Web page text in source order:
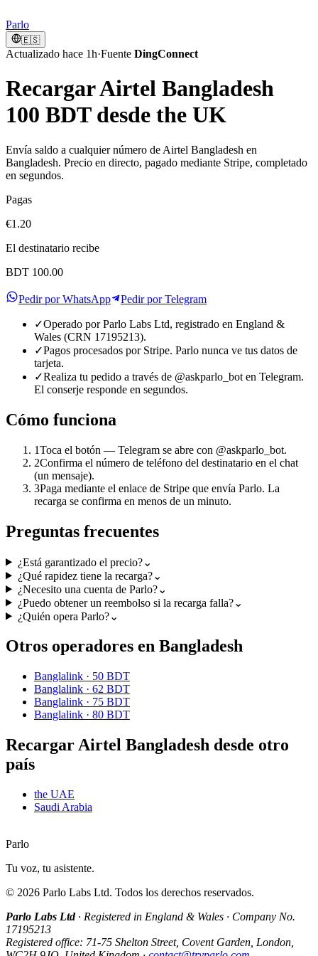
Parlo
🇪🇸
Actualizado hace 1h·Fuente DingConnect
Recargar Airtel Bangladesh
100 BDT desde the UK
Envía saldo a cualquier número de Airtel Bangladesh en
Bangladesh. Precio en directo, pagado mediante Stripe, completado
en segundos.
Pagas
€1.20
El destinatario recibe
BDT 100.00
Pedir por WhatsApp Pedir por Telegram
✓Operado por Parlo Labs Ltd, registrado en England &
Wales (CRN 17195213).
✓Pagos procesados por Stripe. Parlo nunca ve tus datos de
tarjeta.
✓Realiza tu pedido a través de @askparlo_bot en Telegram.
El conserje responde en segundos.
Cómo funciona
1Toca el botón — Telegram se abre con @askparlo_bot.
2Confirma el número de teléfono del destinatario en el chat
(un mensaje).
3Paga mediante el enlace de Stripe que envía Parlo. La
recarga se confirma en menos de un minuto.
Preguntas frecuentes
¿Está garantizado el precio?⌄
¿Qué rapidez tiene la recarga?⌄
¿Necesito una cuenta de Parlo?⌄
¿Puedo obtener un reembolso si la recarga falla?⌄
¿Quién opera Parlo?⌄
Otros operadores en Bangladesh
Banglalink · 50 BDT
Banglalink · 62 BDT
Banglalink · 75 BDT
Banglalink · 80 BDT
Recargar Airtel Bangladesh desde otro
país
the UAE
Saudi Arabia
Parlo
Tu voz, tu asistente.
© 2026 Parlo Labs Ltd. Todos los derechos reservados.
Parlo Labs Ltd· Registered in England & Wales · Company No.
17195213
Registered office: 71-75 Shelton Street, Covent Garden, London,